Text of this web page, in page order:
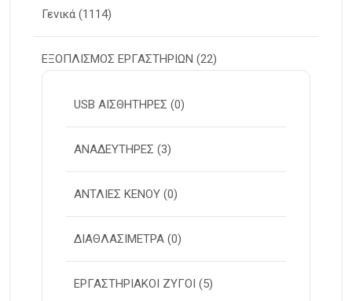
Γενικά (1114)
ΕΞΟΠΛΙΣΜΟΣ ΕΡΓΑΣΤΗΡΙΩΝ (22)
USB ΑΙΣΘΗΤΗΡΕΣ (0)
ΑΝΑΔΕΥΤΗΡΕΣ (3)
ΑΝΤΛΙΕΣ ΚΕΝΟΥ (0)
ΔΙΑΘΛΑΣΙΜΕΤΡΑ (0)
ΕΡΓΑΣΤΗΡΙΑΚΟΙ ΖΥΓΟΙ (5)